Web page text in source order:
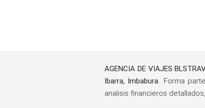
AGENCIA DE VIAJES
Ibarra, Imbabura. Forma
analisis financieros